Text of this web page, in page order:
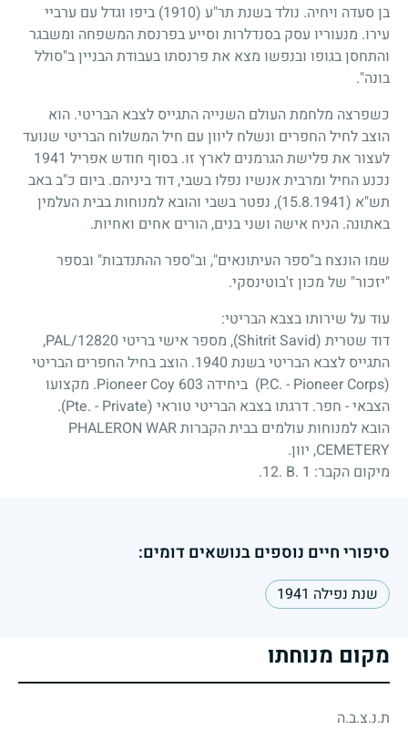
בן סעדה ויחיה. נולד בשנת תר"ע (1910)
ביפו וגדל עם ערביי
עירו. מנעוריו עסק בסנדלרות וסייע בפרנסת המשפחה ומשבגר
והתחסן בגופו ובנפשו מצא את פרנסתו בעבודת הבניין ב"סולל
בונה".
כשפרצה מלחמת העולם השנייה התגייס לצבא הבריטי. הוא
הוצב לחיל החפרים ונשלח ליוון עם חיל המשלוח הבריטי שנועד
לעצור את פלישת הגרמנים לארץ זו. בסוף חודש אפריל 1941
נכנע החיל ומרבית אנשיו נפלו בשבי, דוד ביניהם. ביום כ"ב באב
תש"א (15.8.1941)
, נפטר בשבי והובא למנוחות בבית העלמין
באתונה. הניח אישה ושני בנים, הורים אחים ואחיות.
שמו הונצח ב"ספר העיתונאים", וב"ספר ההתנדבות" ובספר
"יזכור" של מכון ז'בוטינסקי.
עוד על שירותו בצבא הבריטי:
דוד שטרית (Shitrit Savid), מספר אישי בריטי PAL/12820,
התגייס לצבא הבריטי בשנת 1940. הוצב בחיל החפרים הבריטי
(P.C. - Pioneer Corps) ביחידה 603 Pioneer Coy. מקצועו
הצבאי - חפר. דרגתו בצבא הבריטי טוראי (Pte. - Private).
הובא למנוחות עולמים בבית הקברות PHALERON WAR
CEMETERY, יוון.
מיקום הקבר: 12. B. 1
.
סיפורי חיים נוספים בנושאים דומים:
שנת נפילה 1941
מקום מנוחתו
ת.נ.צ.ב.ה